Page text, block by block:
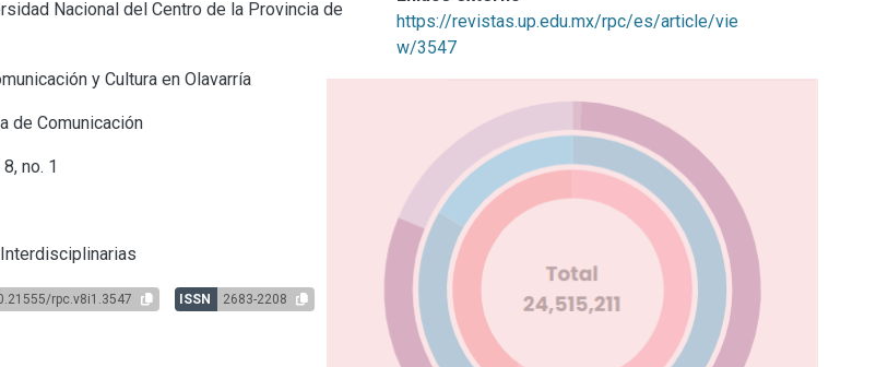
Nacional del Centro de la Provincia de
y Cultura en Olavarría
de Comunicación
no. 1
rpc.v8i1.3547 ISSN 2683-2208
https://revistas.up.edu.mx/rpc/es/article/vie
w/3547